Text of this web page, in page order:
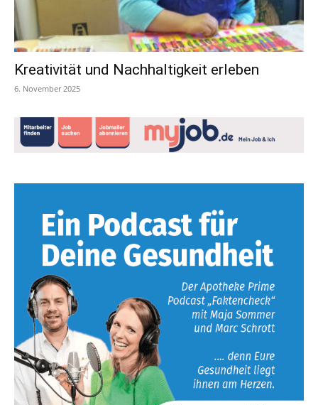
Kreativität und Nachhaltigkeit erleben
6. November 2025